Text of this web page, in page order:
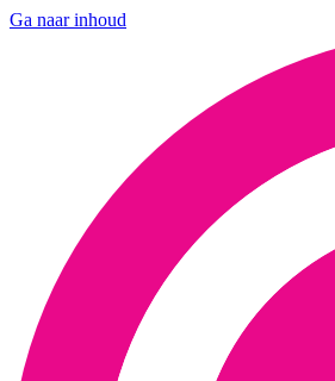
Ga naar inhoud